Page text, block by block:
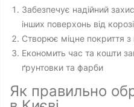
Забезпечує надійний
інших поверхонь від
Створює міцне покриття
Економить час та кошти
ґрунтовки та фарби
Як правильно